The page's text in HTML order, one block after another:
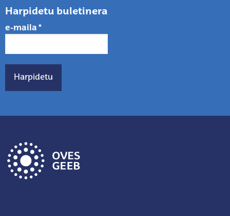
Harpidetu buletinera
e-maila *